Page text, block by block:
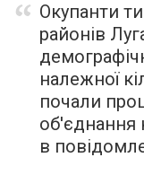
Окупанти
районів
належної
почали
об'єднання
в